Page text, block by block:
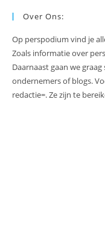
Over Ons:
Op perspodium vind je
Zoals informatie over
Daarnaast gaan we
ondernemers of blogs.
redactie=. Ze zijn te